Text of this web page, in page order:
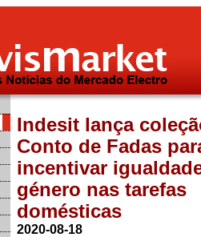
Indesit lança
Conto de Fadas
incentivar
género nas tarefas
domésticas
2020-08-18